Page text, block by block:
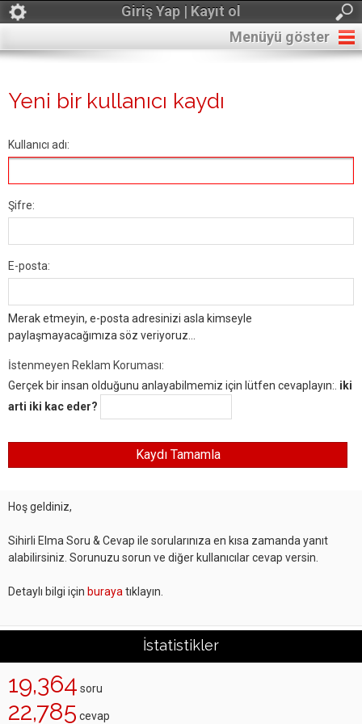
Giriş Yap | Kayıt ol
Menüyü göster
Yeni bir kullanıcı kaydı
Kullanıcı adı:
Şifre:
E-posta:
Merak etmeyin, e-posta adresinizi asla kimseyle
paylaşmayacağımıza söz veriyoruz...
İstenmeyen Reklam Koruması:
Gerçek bir insan olduğunu anlayabilmemiz için lütfen cevaplayın:. iki
arti iki kac eder?
Hoş geldiniz,
Sihirli Elma Soru & Cevap ile sorularınıza en kısa zamanda yanıt
alabilirsiniz. Sorunuzu sorun ve diğer kullanıcılar cevap versin.
Detaylı bilgi için buraya tıklayın.
İstatistikler
19,364 soru
22,785 cevap